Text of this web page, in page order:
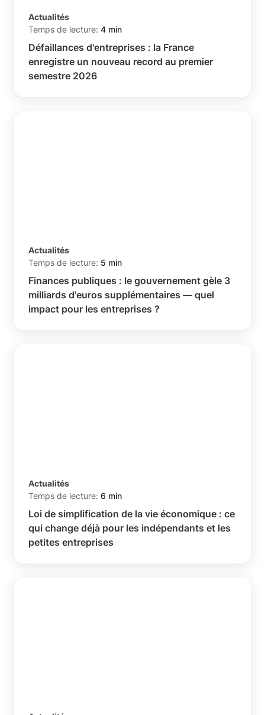
Actualités
Temps de lecture: 4 min
Défaillances d'entreprises : la France
enregistre un nouveau record au premier
semestre 2026
Actualités
Temps de lecture: 5 min
Finances publiques : le gouvernement gèle 3
milliards d'euros supplémentaires — quel
impact pour les entreprises ?
Actualités
Temps de lecture: 6 min
Loi de simplification de la vie économique : ce
qui change déjà pour les indépendants et les
petites entreprises